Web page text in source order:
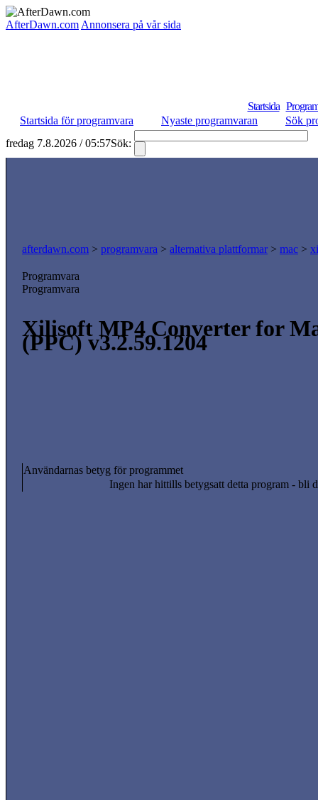
AfterDawn.com Annonsera på vår sida
Startsida
Startsida för programvara
Nyaste programvaran
Sök
fredag 7.8.2026 / 05:57Sök:
afterdawn.com > programvara > alternativa plattformar > mac >
Programvara
Programvara
Xilisoft MP4 Converter for
(PPC) v3.2.59.1204
Användarnas betyg för programmet
Ingen har hittills betygsatt detta program - bli